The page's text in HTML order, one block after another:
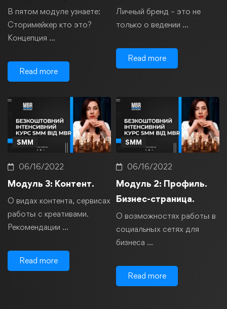
В пятом модуле узнаете:
Сторимейкер кто это?
Концепция …
Read more
Личный бренд – это не
только о ведении …
Read more
SMM
06/16/2022
Модуль 3: Контент.
О видах контента, сервисах
работы с креативами.
Рекомендации …
Read more
SMM
06/16/2022
Модуль 2: Профиль.
Бизнес-страница.
О возможностях работы в
социальных сетях для
бизнеса …
Read more